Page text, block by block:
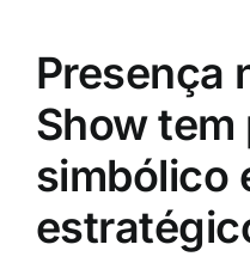
Presença
Show tem
simbólico